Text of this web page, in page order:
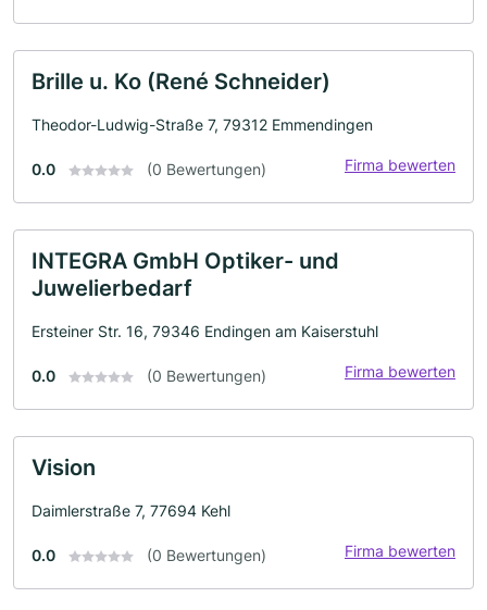
Brille u. Ko (René Schneider)
Theodor-Ludwig-Straße 7, 79312 Emmendingen
0.0 (0 Bewertungen) Firma bewerten
INTEGRA GmbH Optiker- und
Juwelierbedarf
Ersteiner Str. 16, 79346 Endingen am Kaiserstuhl
0.0 (0 Bewertungen) Firma bewerten
Vision
Daimlerstraße 7, 77694 Kehl
0.0 (0 Bewertungen) Firma bewerten